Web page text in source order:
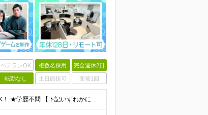
ベテランOK 複数名採用 完全週休2日
転勤なし 土日面接可 面接1回
＼type経由で複数名の入社実績あり！／ ★実務未経験の方もOK！ ★学歴不問 【下記いずれかに当てはまる方】 ★ITスクールで学ばれている方 ★独学でプログラミングを勉強している方、またはIT資格